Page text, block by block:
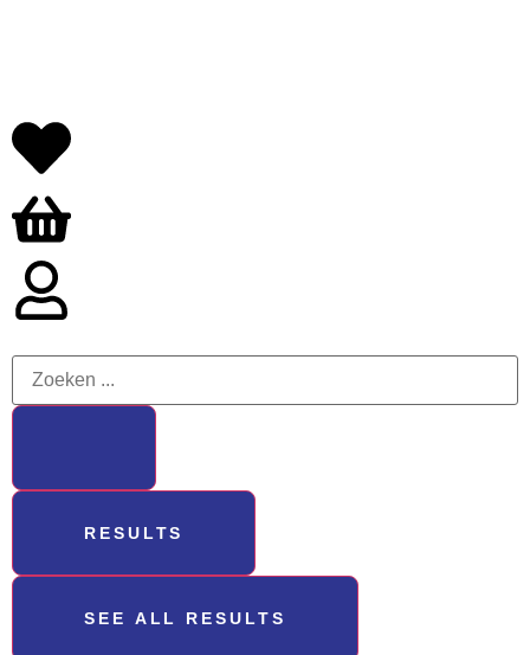
RESULTS
SEE ALL RESULTS